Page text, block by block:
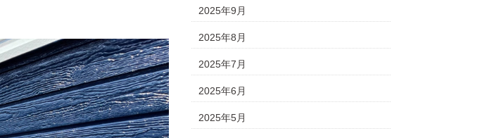
2025年9月
2025年8月
2025年7月
2025年6月
2025年5月